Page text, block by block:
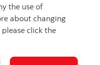
fois dansWomen
the use of
about changing
click the